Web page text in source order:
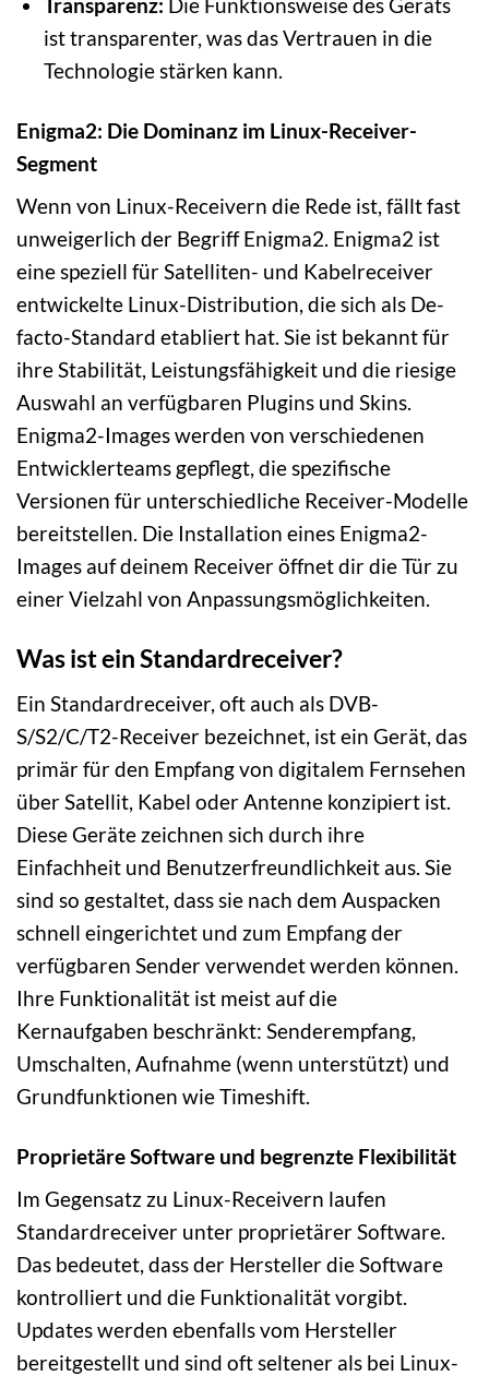
ist transparenter, was das Vertrauen in die
Technologie stärken kann.
Enigma2: Die Dominanz im Linux-Receiver-
Segment
Wenn von Linux-Receivern die Rede ist, fällt fast
unweigerlich der Begriff Enigma2. Enigma2 ist
eine speziell für Satelliten- und Kabelreceiver
entwickelte Linux-Distribution, die sich als De-
facto-Standard etabliert hat. Sie ist bekannt für
ihre Stabilität, Leistungsfähigkeit und die riesige
Auswahl an verfügbaren Plugins und Skins.
Enigma2-Images werden von verschiedenen
Entwicklerteams gepflegt, die spezifische
Versionen für unterschiedliche Receiver-Modelle
bereitstellen. Die Installation eines Enigma2-
Images auf deinem Receiver öffnet dir die Tür zu
einer Vielzahl von Anpassungsmöglichkeiten.
Was ist ein Standardreceiver?
Ein Standardreceiver, oft auch als DVB-
S/S2/C/T2-Receiver bezeichnet, ist ein Gerät, das
primär für den Empfang von digitalem Fernsehen
über Satellit, Kabel oder Antenne konzipiert ist.
Diese Geräte zeichnen sich durch ihre
Einfachheit und Benutzerfreundlichkeit aus. Sie
sind so gestaltet, dass sie nach dem Auspacken
schnell eingerichtet und zum Empfang der
verfügbaren Sender verwendet werden können.
Ihre Funktionalität ist meist auf die
Kernaufgaben beschränkt: Senderempfang,
Umschalten, Aufnahme (wenn unterstützt) und
Grundfunktionen wie Timeshift.
Proprietäre Software und begrenzte Flexibilität
Im Gegensatz zu Linux-Receivern laufen
Standardreceiver unter proprietärer Software.
Das bedeutet, dass der Hersteller die Software
kontrolliert und die Funktionalität vorgibt.
Updates werden ebenfalls vom Hersteller
bereitgestellt und sind oft seltener als bei Linux-